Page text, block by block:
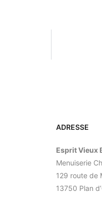
ADRESSE
Esprit Vieux
Menuiserie
129 route de
13750 Plan